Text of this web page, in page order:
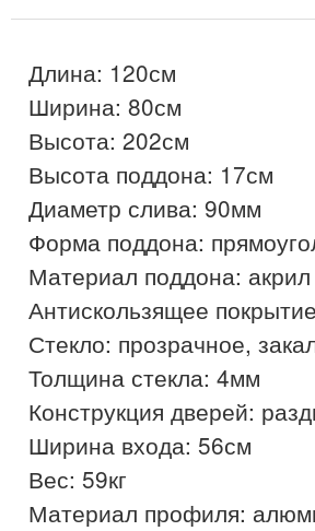
Длина: 120см
Ширина: 80см
Высота: 202см
Высота поддона: 17см
Диаметр слива: 90мм
Форма поддона:
Материал поддона: акрил
Антискользящее
Стекло: прозрачное,
Толщина стекла: 4мм
Конструкция дверей:
Ширина входа: 56см
Вес: 59кг
Материал профиля: